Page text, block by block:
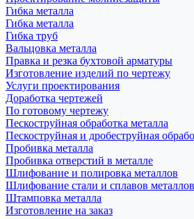
Гибка металла
Гибка металла
Гибка труб
Вальцовка металла
Правка и резка бухтовой арматуры
Изготовление изделий по чертежу
Услуги проектирования
Доработка чертежей
По готовому чертежу
Пескоструйная обработка металла
Пескоструйная и дробеструйная
Пробивка металла
Пробивка отверстий в металле
Шлифование и полировка металлов
Шлифование стали и сплавов металлов
Штамповка металла
Изготовление на заказ